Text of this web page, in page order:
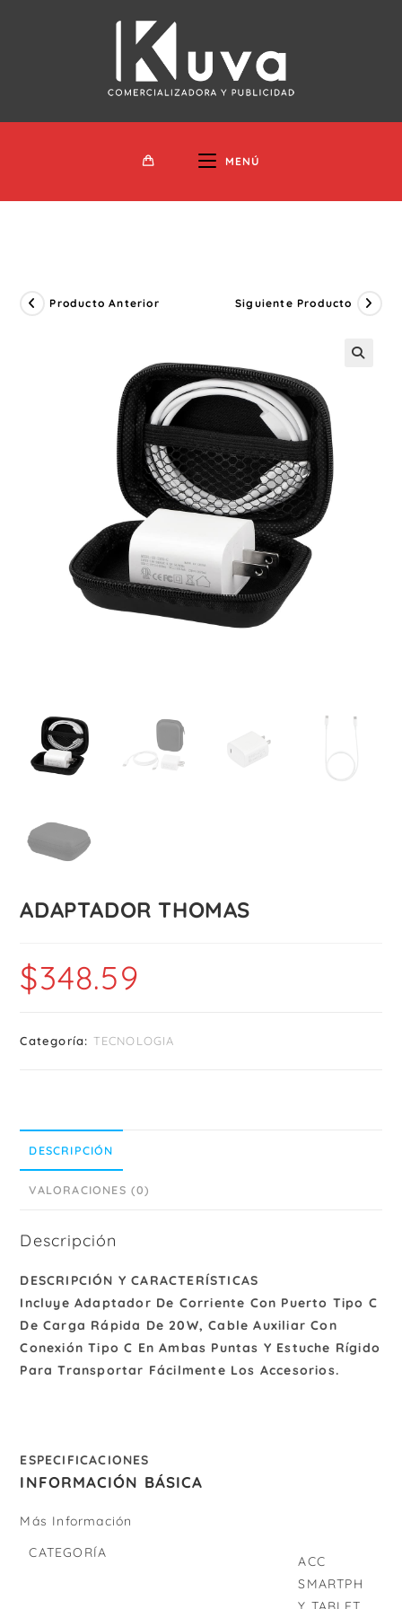
MENÚ
Producto Anterior Siguiente Producto
ADAPTADOR THOMAS
$348.59
Categoría: TECNOLOGIA
DESCRIPCIÓN
VALORACIONES (0)
Descripción
DESCRIPCIÓN Y CARACTERÍSTICAS
Incluye Adaptador De Corriente Con Puerto Tipo C
De Carga Rápida De 20W, Cable Auxiliar Con
Conexión Tipo C En Ambas Puntas Y Estuche Rígido
Para Transportar Fácilmente Los Accesorios.
ESPECIFICACIONES
INFORMACIÓN BÁSICA
Más Información
CATEGORÍA
ACC
SMARTPH